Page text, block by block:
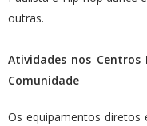
outras.
Atividades nos Centros
Comunidade
Os equipamentos diretos